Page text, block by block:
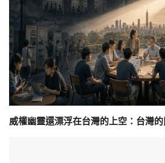
威權幽靈還漂浮在台灣的上空：台灣